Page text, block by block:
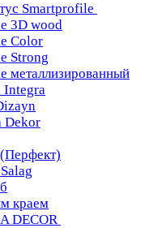
Smartprofile
3D wood
Color
Strong
металлизированный
Integra
Dekor
краем
DECOR